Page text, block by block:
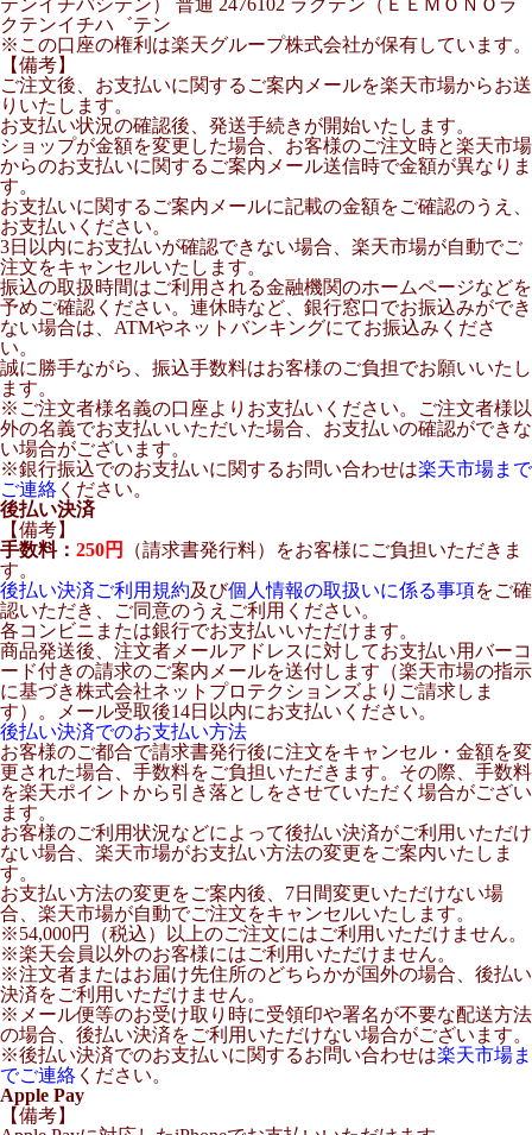
テンイチバシテン） 普通 2476102 ラクテン（ＥＥＭＯＮＯラ
クテンイチハ゛テン
※この口座の権利は楽天グループ株式会社が保有しています。
【備考】
ご注文後、お支払いに関するご案内メールを楽天市場からお送
りいたします。
お支払い状況の確認後、発送手続きが開始いたします。
ショップが金額を変更した場合、お客様のご注文時と楽天市場
からのお支払いに関するご案内メール送信時で金額が異なりま
す。
お支払いに関するご案内メールに記載の金額をご確認のうえ、
お支払いください。
3日以内にお支払いが確認できない場合、楽天市場が自動でご
注文をキャンセルいたします。
振込の取扱時間はご利用される金融機関のホームページなどを
予めご確認ください。連休時など、銀行窓口でお振込みができ
ない場合は、ATMやネットバンキングにてお振込みくださ
い。
誠に勝手ながら、振込手数料はお客様のご負担でお願いいたし
ます。
※ご注文者様名義の口座よりお支払いください。ご注文者様以
外の名義でお支払いいただいた場合、お支払いの確認ができな
い場合がございます。
※銀行振込でのお支払いに関するお問い合わせは楽天市場まで
ご連絡 ください。
後払い決済
【備考】
手数料： 250円
（請求書発行料）をお客様にご負担いただきま
す。
後払い決済ご利用規約及び個人情報の取扱いに係る事項をご確
認いただき、ご同意のうえご利用ください。
各コンビニまたは銀行でお支払いいただけます。
商品発送後、注文者メールアドレスに対してお支払い用バーコ
ード付きの請求のご案内メールを送付します（楽天市場の指示
に基づき株式会社ネットプロテクションズよりご請求しま
す）。メール受取後14日以内にお支払いください。
後払い決済でのお支払い方法
お客様のご都合で請求書発行後に注文をキャンセル・金額を変
更された場合、手数料をご負担いただきます。その際、手数料
を楽天ポイントから引き落としをさせていただく場合がござい
ます。
お客様のご利用状況などによって後払い決済がご利用いただけ
ない場合、楽天市場がお支払い方法の変更をご案内いたしま
す。
お支払い方法の変更をご案内後、7日間変更いただけない場
合、楽天市場が自動でご注文をキャンセルいたします。
※54,000円（税込）以上のご注文にはご利用いただけません。
※楽天会員以外のお客様にはご利用いただけません。
※注文者またはお届け先住所のどちらかが国外の場合、後払い
決済をご利用いただけません。
※メール便等のお受け取り時に受領印や署名が不要な配送方法
の場合、後払い決済をご利用いただけない場合がございます。
※後払い決済でのお支払いに関するお問い合わせは楽天市場ま
でご連絡 ください。
Apple Pay
【備考】